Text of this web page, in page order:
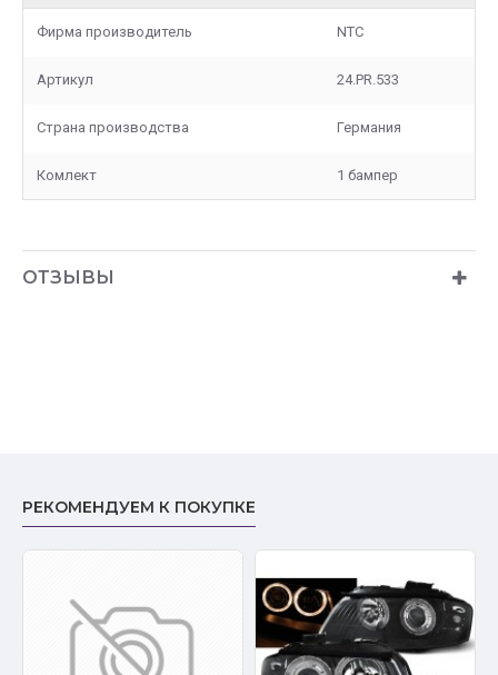
Фирма производитель NTC
Артикул 24.PR.533
Страна производства Германия
Комлект 1 бампер
ОТЗЫВЫ
РЕКОМЕНДУЕМ К ПОКУПКЕ